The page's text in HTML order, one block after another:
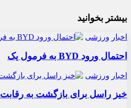
بیشتر بخوانید
اخبار ورزشی
احتمال ورود BYD به فرمول یک
اخبار ورزشی
خیز راسل برای بازگشت به رقابت